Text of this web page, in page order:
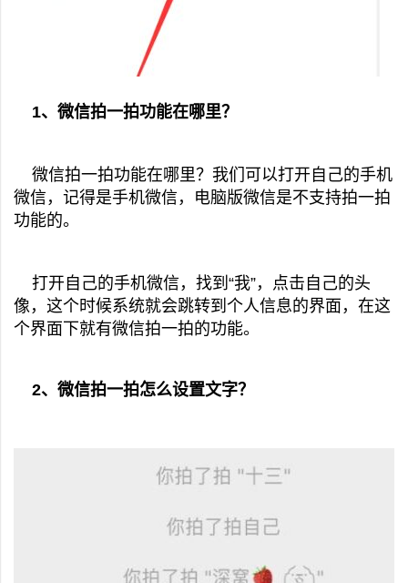
1、微信拍一拍功能在哪里？
微信拍一拍功能在哪里？我们可以打开自己的手机
微信，记得是手机微信，电脑版微信是不支持拍一拍
功能的。
打开自己的手机微信，找到“我”，点击自己的头
像，这个时候系统就会跳转到个人信息的界面，在这
个界面下就有微信拍一拍的功能。
2、微信拍一拍怎么设置文字？